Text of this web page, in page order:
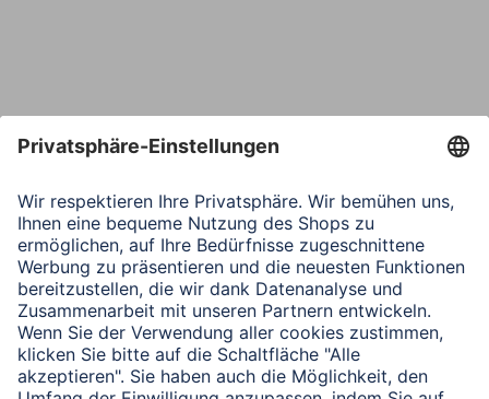
Verbleibende Zeichen: 1000/ 1000
Senden